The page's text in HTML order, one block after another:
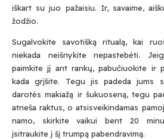
iškart su juo pažaisiu. Ir, savaime,
žodžio.
Sugalvokite savotišką ritualą, kai
niekada neišnykite nepastebėti.
paimkite jį ant rankų, pabučiuokite ir
kada grįšite. Tegu jis padeda jums
darotės makiažą ir šukuoseną, tegu
atneša raktus, o atsisveikindamas
namo, skirkite vaikui bent 20
įsitraukite į šį trumpą pabendravimą.